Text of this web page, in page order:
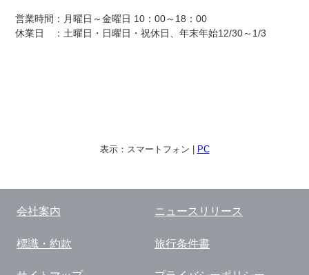
営業時間：月曜日～金曜日 10：00～18：00
休業日 ：土曜日・日曜日・祝休日、年末年始12/30～1/3
表示： スマートフォン PC
会社案内 ニュースリリース
標識・約款 旅行条件書